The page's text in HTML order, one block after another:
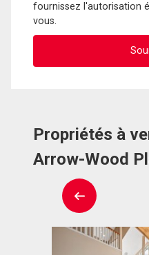
fournissez l'autorisation
vous.
Propriétés à
Arrow-Wood